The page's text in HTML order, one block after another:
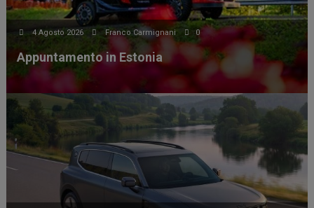
4 Agosto 2026 Franco Carmignani 0
Appuntamento in Estonia